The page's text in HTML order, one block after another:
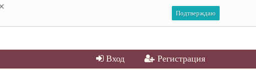
Подтверждаю
Вход Регистрация